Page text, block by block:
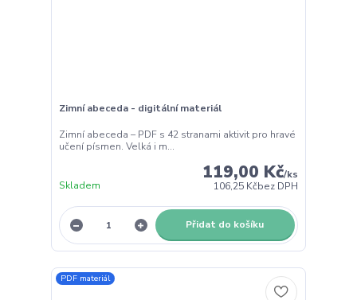
Zimní abeceda - digitální materiál
Zimní abeceda – PDF s 42 stranami aktivit pro hravé
učení písmen. Velká i m...
119,00 Kč/ks
106,25 Kčbez DPH
Skladem
Přidat do košíku
PDF materiál